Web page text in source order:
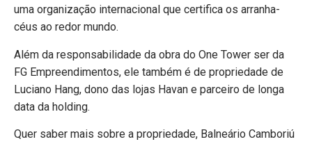
uma organização internacional que certifica os arranha-
céus ao redor mundo.
Além da responsabilidade da obra do One Tower ser da
FG Empreendimentos, ele também é de propriedade de
Luciano Hang, dono das lojas Havan e parceiro de longa
data da holding.
Quer saber mais sobre a propriedade, Balneário Camboriú